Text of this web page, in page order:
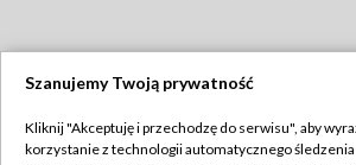
TVP
Szanujemy Twoją prywatność
Kliknij "Akceptuję i przechodzę do serwisu", aby
korzystanie z technologii automatycznego śledzenia